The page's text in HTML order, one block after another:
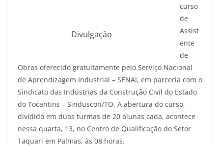
Divulgação
curso
de
Assist
ente
de
Obras oferecido gratuitamente pelo Serviço Nacional
de Aprendizagem Industrial – SENAI, em parceria com o
Sindicato das Indústrias da Construção Civil do Estado
do Tocantins – Sinduscon/TO. A abertura do curso,
dividido em duas turmas de 20 alunas cada, acontece
nessa quarta, 13, no Centro de Qualificação do Setor
Taquari em Palmas, às 08 horas.